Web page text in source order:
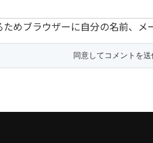
めブラウザーに自分の名前、メ